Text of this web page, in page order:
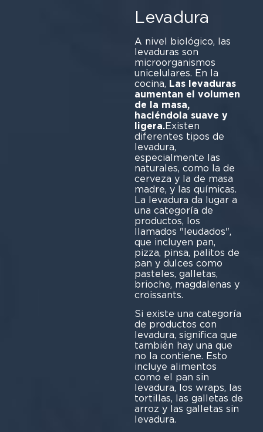
Levadura
A nivel biológico, las
levaduras son
microorganismos
unicelulares. En la
cocina, Las levaduras
aumentan el volumen
de la masa,
haciéndola suave y
ligera.Existen
diferentes tipos de
levadura,
especialmente las
naturales, como la de
cerveza y la de masa
madre, y las químicas.
La levadura da lugar a
una categoría de
productos, los
llamados "leudados",
que incluyen pan,
pizza, pinsa, palitos de
pan y dulces como
pasteles, galletas,
brioche, magdalenas y
croissants.
Si existe una categoría
de productos con
levadura, significa que
también hay una que
no la contiene. Esto
incluye alimentos
como el pan sin
levadura, los wraps, las
tortillas, las galletas de
arroz y las galletas sin
levadura.